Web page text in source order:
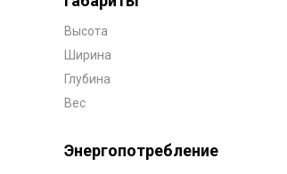
Высота
Ширина
Глубина
Вес
Энергопотребление